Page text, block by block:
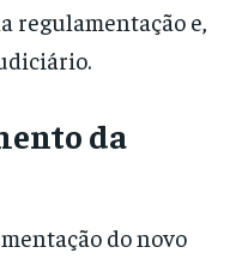
regulamentação e,
da
do novo